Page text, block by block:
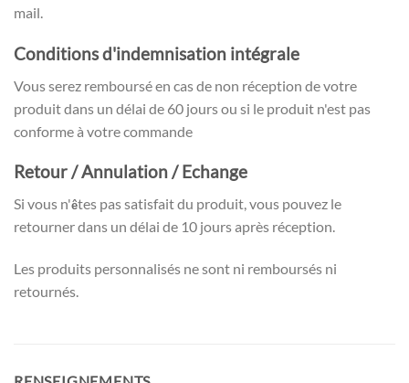
mail.
Conditions d'indemnisation intégrale
Vous serez remboursé en cas de non réception de votre
produit dans un délai de 60 jours ou si le produit n'est pas
conforme à votre commande
Retour / Annulation / Echange
Si vous n'êtes pas satisfait du produit, vous pouvez le
retourner dans un délai de 10 jours après réception.
Les produits personnalisés ne sont ni remboursés ni
retournés.